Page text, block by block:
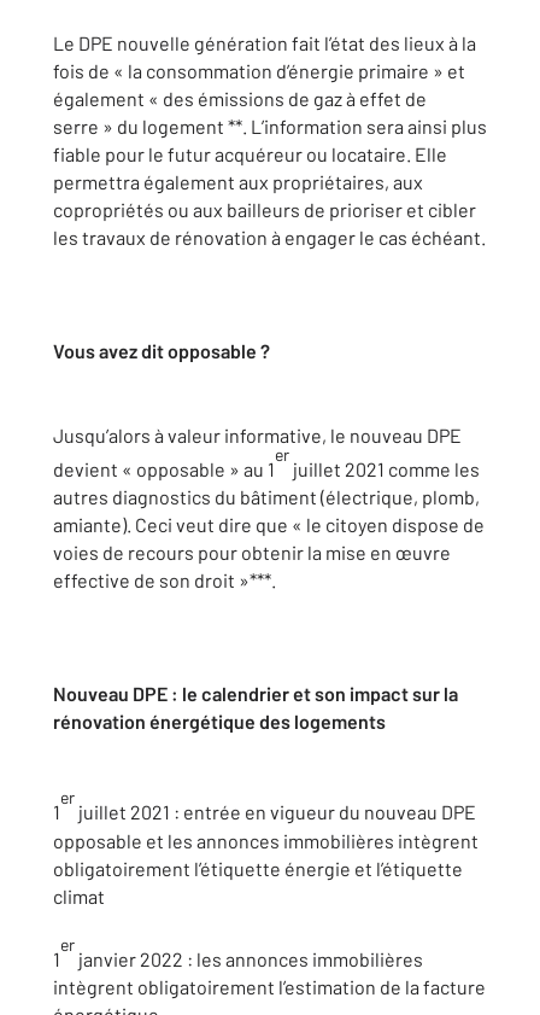
Le DPE nouvelle génération fait l’état des lieux à la
fois de « la consommation d’énergie primaire » et
également « des émissions de gaz à effet de
serre » du logement **. L’information sera ainsi plus
fiable pour le futur acquéreur ou locataire. Elle
permettra également aux propriétaires, aux
copropriétés ou aux bailleurs de prioriser et cibler
les travaux de rénovation à engager le cas échéant.
Vous avez dit opposable ?
Jusqu’alors à valeur informative, le nouveau DPE
devient « opposable » au 1
er
juillet 2021 comme les
autres diagnostics du bâtiment (électrique, plomb,
amiante). Ceci veut dire que « le citoyen dispose de
voies de recours pour obtenir la mise en œuvre
effective de son droit »***.
Nouveau DPE : le calendrier et son impact sur la
rénovation énergétique des logements
1
er
juillet 2021 : entrée en vigueur du nouveau DPE
opposable et les annonces immobilières intègrent
obligatoirement l’étiquette énergie et l’étiquette
climat
1
er
janvier 2022 : les annonces immobilières
intègrent obligatoirement l’estimation de la facture